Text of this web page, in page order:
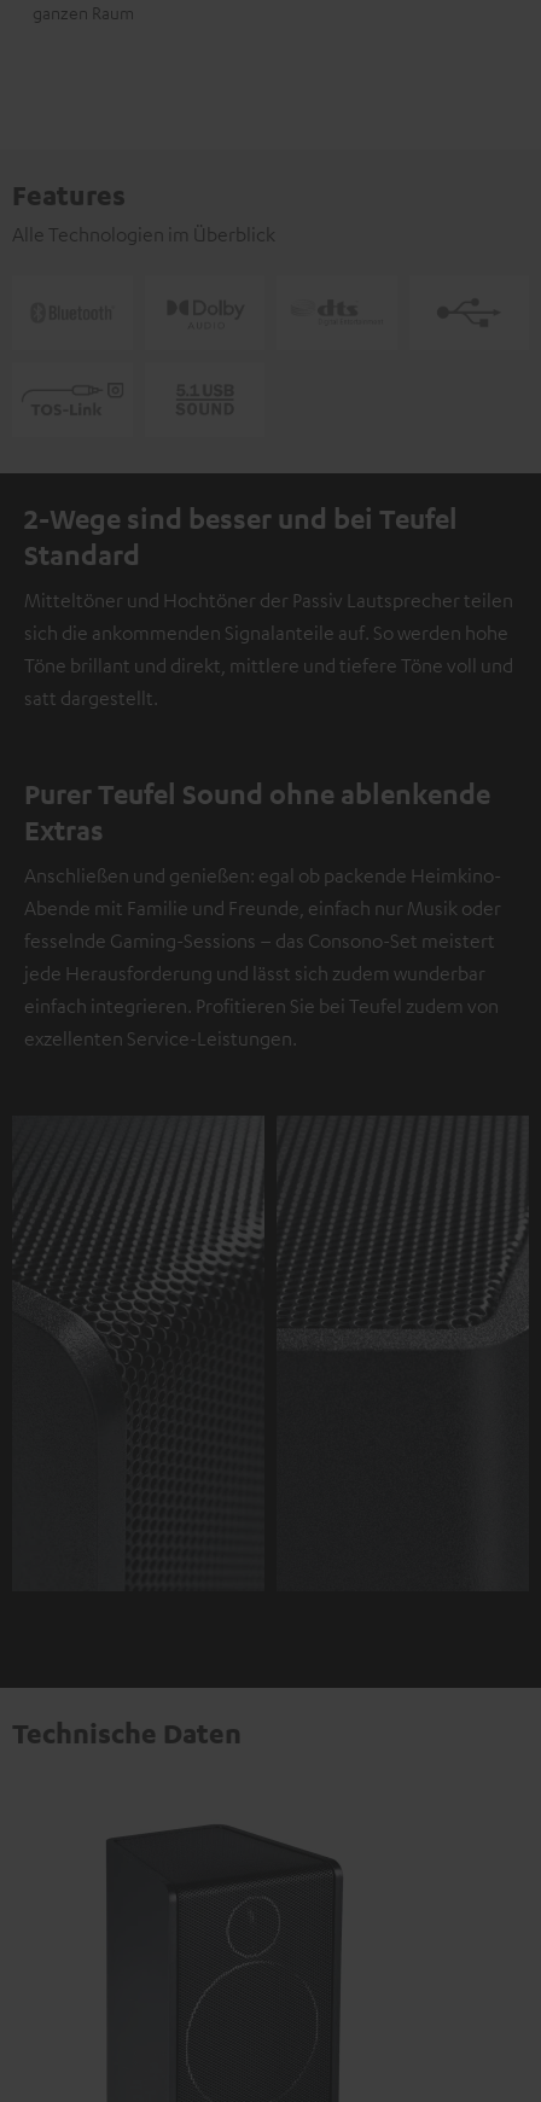
ganzen Raum
Features
Alle Technologien im Überblick
2-Wege sind besser und bei Teufel
Standard
Mitteltöner und Hochtöner der Passiv Lautsprecher teilen
sich die ankommenden Signalanteile auf. So werden hohe
Töne brillant und direkt, mittlere und tiefere Töne voll und
satt dargestellt.
Purer Teufel Sound ohne ablenkende
Extras
Anschließen und genießen: egal ob packende Heimkino-
Abende mit Familie und Freunde, einfach nur Musik oder
fesselnde Gaming-Sessions – das Consono-Set meistert
jede Herausforderung und lässt sich zudem wunderbar
einfach integrieren. Profitieren Sie bei Teufel zudem von
exzellenten Service-Leistungen.
Technische Daten